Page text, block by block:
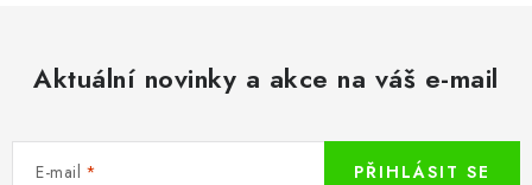
Aktuální novinky a akce na váš e-mail
E-mail PŘIHLÁSIT SE